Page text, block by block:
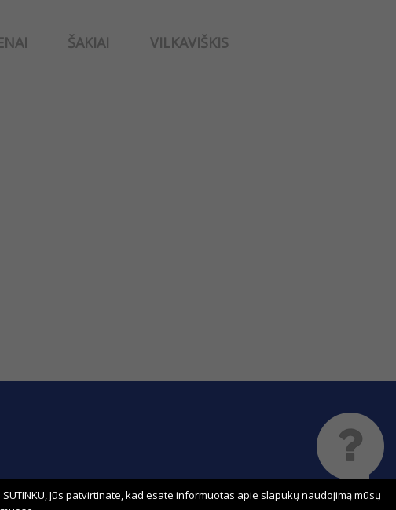
ŠAKIAI
VILKAVIŠKIS
Sprendimas:
Jūs patvirtinate, kad esate informuotas apie slapukų naudojimą mūsų